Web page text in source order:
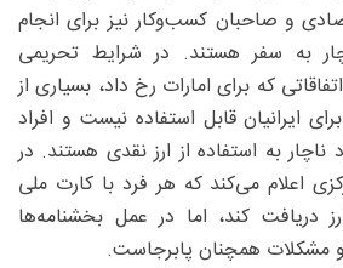
و صاحبان کسب‌وکار نیز برای انجام
به سفر هستند. در شرایط تحریمی
که برای امارات رخ داد، بسیاری از
ایرانیان قابل استفاده نیست و افراد
ناچار به استفاده از ارز نقدی هستند. در
اعلام می‌کند که هر فرد با کارت ملی
دریافت کند، اما در عمل بخشنامه‌ها
مشکلات همچنان پابرجاست.